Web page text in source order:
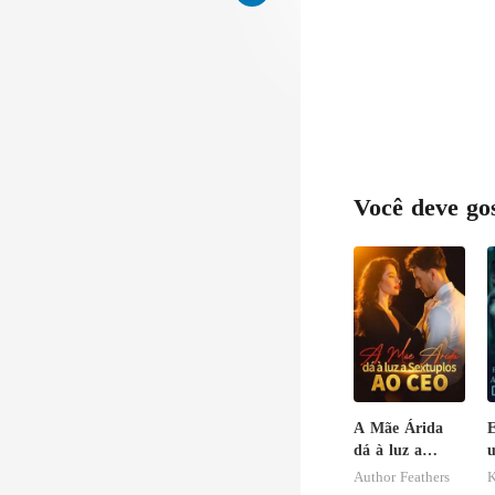
Você deve
A Mãe Árida
dá à luz a
Sextuplos ao
Author Feathers